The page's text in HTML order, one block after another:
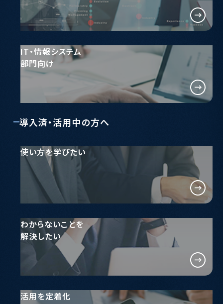
IT・情報システム
部門向け
導入済・活用中の方へ
使い方を学びたい
わからないことを
解決したい
活用を定着化